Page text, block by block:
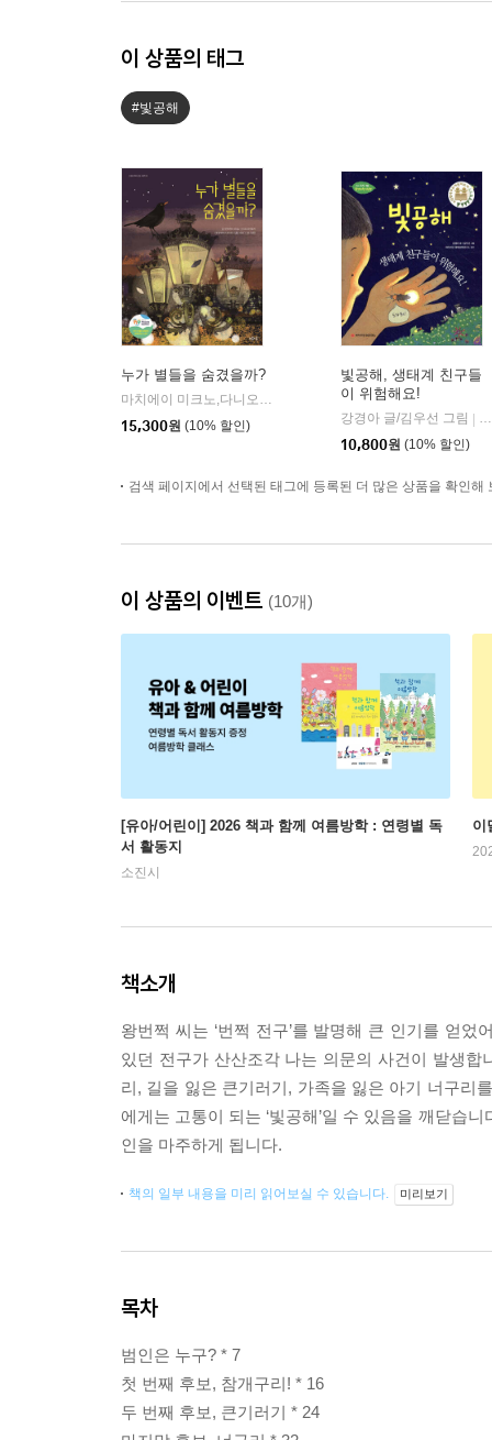
이 상품의 태그
#빛공해
누가 별들을 숨겼을까?
마치에이 미크노,다니오 미제로키 글/발렌티나 고타르디 그림/이승수 역/장용준 감수
15,300원 (10% 할인)
빛공해, 생태계 친구들
이 위험해요!
강경아 글/김우선 그림
10,800원 (10% 할인)
검색 페이지에서 선택된 태그에 등록된 더 많은 상품을 확인해
이 상품의 이벤트 (10개)
[유아/어린이] 2026 책과 함께 여름방학 : 연령별 독
서 활동지
소진시
이
책소개
왕번쩍 씨는 ‘번쩍 전구’를 발명해 큰 인기를 얻
있던 전구가 산산조각 나는 의문의 사건이 발생
리, 길을 잃은 큰기러기, 가족을 잃은 아기 너구리
에게는 고통이 되는 ‘빛공해’일 수 있음을 깨닫습
인을 마주하게 됩니다.
책의 일부 내용을 미리 읽어보실 수 있습니다. 미리보기
목차
범인은 누구? * 7
첫 번째 후보, 참개구리! * 16
두 번째 후보, 큰기러기 * 24